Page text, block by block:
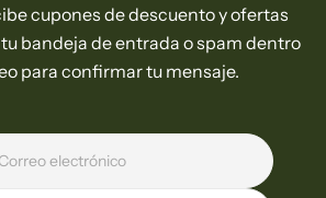
cupones de descuento y ofertas
bandeja de entrada o spam dentro
para confirmar tu mensaje.